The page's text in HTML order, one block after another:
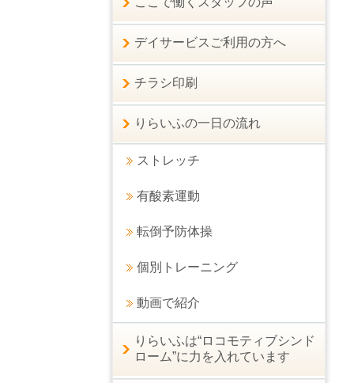
デイサービスご利用の方へ
チラシ印刷
りらいふの一日の流れ
ストレッチ
有酸素運動
転倒予防体操
個別トレーニング
動画で紹介
りらいふは“ロコモティブシンド
ローム”に力を入れています